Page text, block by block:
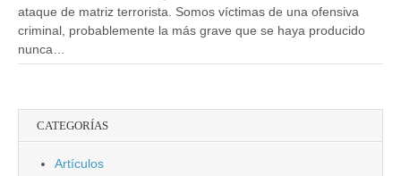
ataque de matriz terrorista. Somos víctimas de una ofensiva
criminal, probablemente la más grave que se haya producido
nunca…
CATEGORÍAS
Artículos